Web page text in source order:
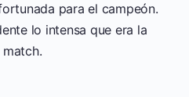
para el campeón.
lo intensa que era la